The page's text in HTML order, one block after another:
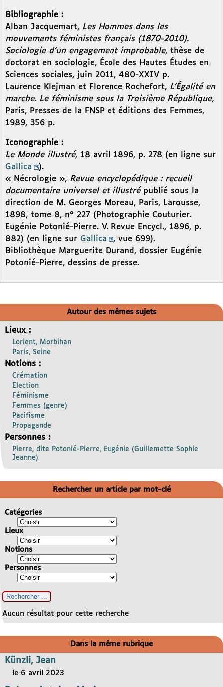
Bibliographie :
Alban Jacquemart, Les Hommes dans les
mouvements féministes français (1870-2010).
Sociologie d’un engagement improbable, thèse de
doctorat en sociologie, École des Hautes Études en
Sciences sociales, juin 2011, 480-XXIV p.
Laurence Klejman et Florence Rochefort, L’Égalité en
marche. Le féminisme sous la Troisième République,
Paris, Presses de la FNSP et éditions des Femmes,
1989, 356 p.
Iconographie :
Le Monde illustré, 18 avril 1896, p. 278 (en ligne sur
Gallica
).
« Nécrologie », Revue encyclopédique : recueil
documentaire universel et illustrépublié sous la
direction de M. Georges Moreau, Paris, Larousse,
1898, tome 8, n° 227 (Photographie Couturier.
Eugénie Potonié-Pierre. V. Revue Encycl., 1896, p.
882) (en ligne sur Gallica
, vue 699).
Bibliothèque Marguerite Durand, dossier Eugénie
Potonié-Pierre, dessins de presse.
Autour des mêmes sujets
Lieux :
Lorient, Morbihan
Paris, Seine
Notions :
Crémation
Election
Féminisme
Femmes (genre)
Pacifisme
Propagande
Personnes :
Pierre, dite Potonié-Pierre, Eugénie (Guillemette Sophie
Jeanne)
Rechercher un article par mot-clé
Catégories
Lieux
Notions
Personnes
Aucun résultat pour cette recherche
Dans la même rubrique
Künzli, Jean
le 6 avril 2023